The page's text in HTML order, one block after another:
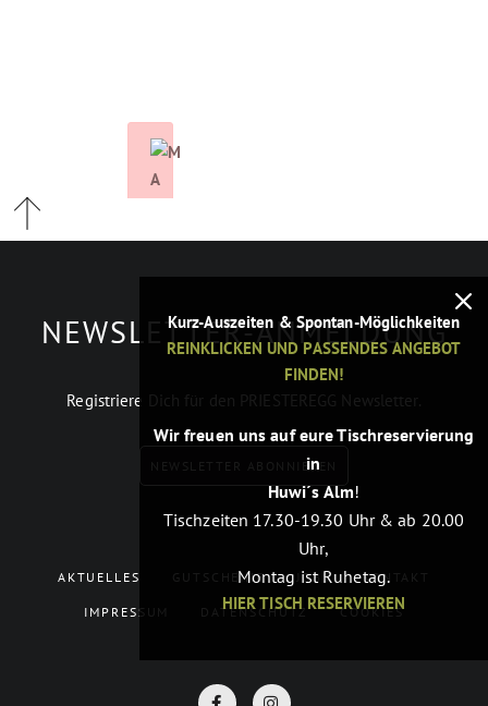
NEWSLETTER-ANMELDUNG
Registriere Dich für den PRIESTEREGG Newsletter.
NEWSLETTER ABONNIEREN
AKTUELLES GUTSCHEINE JOBS KONTAKT
IMPRESSUM DATENSCHUTZ COOKIES
Kurz-Auszeiten & Spontan-Möglichkeiten
REINKLICKEN UND PASSENDES ANGEBOT
FINDEN!
Wir freuen uns auf eure Tischreservierung
in
Huwi´s Alm!
Tischzeiten 17.30-19.30 Uhr & ab 20.00
Uhr,
Montag ist Ruhetag.
HIER TISCH RESERVIEREN